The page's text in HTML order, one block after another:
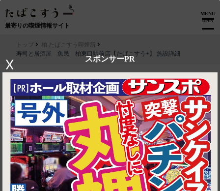
最寄りの喫煙情報サイト
MENU
OPEN
スポンサーPR
X
トップ
柏 たばこすう喫煙所
寿司と居酒屋 魚民 柏東口駅前店【たばこすう+】 施設詳細
▶ ルートを見る
柏 たばこすう喫煙所│寿司と居酒屋 魚民 柏東口駅前店【たばこ
すう+】